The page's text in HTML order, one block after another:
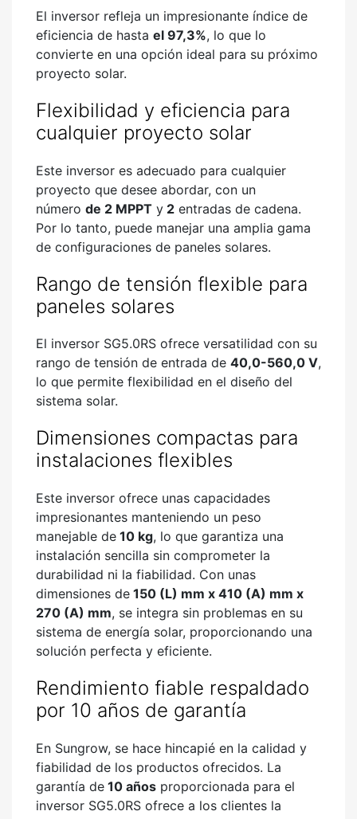
El inversor refleja un impresionante índice de
eficiencia de hasta el 97,3%, lo que lo
convierte en una opción ideal para su próximo
proyecto solar.
Flexibilidad y eficiencia para
cualquier proyecto solar
Este inversor es adecuado para cualquier
proyecto que desee abordar, con un
número de 2 MPPT y 2 entradas de cadena.
Por lo tanto, puede manejar una amplia gama
de configuraciones de paneles solares.
Rango de tensión flexible para
paneles solares
El inversor SG5.0RS ofrece versatilidad con su
rango de tensión de entrada de 40,0-560,0 V,
lo que permite flexibilidad en el diseño del
sistema solar.
Dimensiones compactas para
instalaciones flexibles
Este inversor ofrece unas capacidades
impresionantes manteniendo un peso
manejable de 10 kg, lo que garantiza una
instalación sencilla sin comprometer la
durabilidad ni la fiabilidad. Con unas
dimensiones de 150 (L) mm x 410 (A) mm x
270 (A) mm, se integra sin problemas en su
sistema de energía solar, proporcionando una
solución perfecta y eficiente.
Rendimiento fiable respaldado
por 10 años de garantía
En Sungrow, se hace hincapié en la calidad y
fiabilidad de los productos ofrecidos. La
garantía de 10 años proporcionada para el
inversor SG5.0RS ofrece a los clientes la